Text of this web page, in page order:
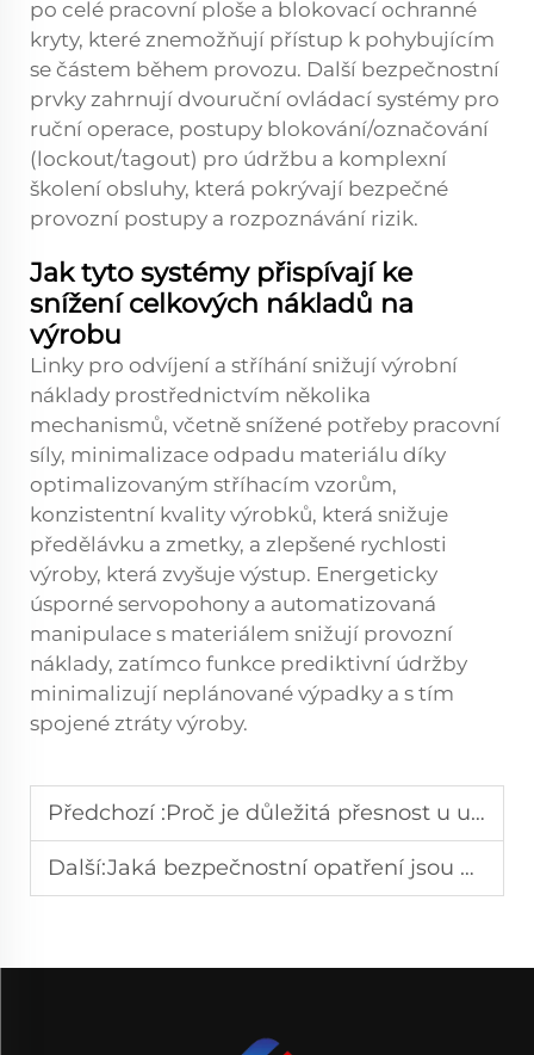
po celé pracovní ploše a blokovací ochranné
kryty, které znemožňují přístup k pohybujícím
se částem během provozu. Další bezpečnostní
prvky zahrnují dvouruční ovládací systémy pro
ruční operace, postupy blokování/označování
(lockout/tagout) pro údržbu a komplexní
školení obsluhy, která pokrývají bezpečné
provozní postupy a rozpoznávání rizik.
Jak tyto systémy přispívají ke
snížení celkových nákladů na
výrobu
Linky pro odvíjení a stříhání snižují výrobní
náklady prostřednictvím několika
mechanismů, včetně snížené potřeby pracovní
síly, minimalizace odpadu materiálu díky
optimalizovaným stříhacím vzorům,
konzistentní kvality výrobků, která snižuje
předělávku a zmetky, a zlepšené rychlosti
výroby, která zvyšuje výstup. Energeticky
úsporné servopohony a automatizovaná
manipulace s materiálem snižují provozní
náklady, zatímco funkce prediktivní údržby
minimalizují neplánované výpadky a s tím
spojené ztráty výroby.
Předchozí :Proč je důležitá přesnost u upraveného zázvorového podavače?
Další:Jaká bezpečnostní opatření jsou nezbytná u rozvinovacích stříhacích linek?